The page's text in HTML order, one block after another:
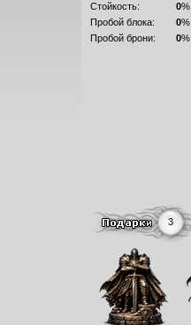
Стойкость:
0%
Пробой блока:
0%
Пробой брони:
0%
3